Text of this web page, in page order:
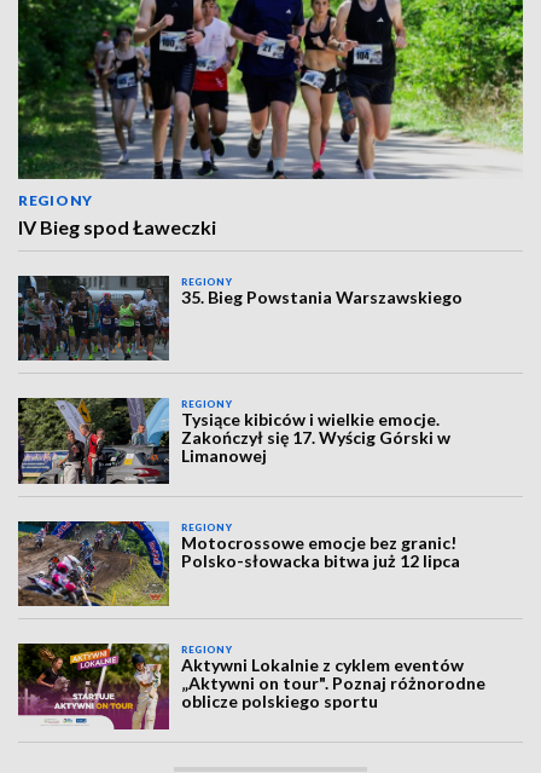
REGIONY
IV Bieg spod Ławeczki
REGIONY
35. Bieg Powstania Warszawskiego
REGIONY
Tysiące kibiców i wielkie emocje.
Zakończył się 17. Wyścig Górski w
Limanowej
REGIONY
Motocrossowe emocje bez granic!
Polsko-słowacka bitwa już 12 lipca
REGIONY
Aktywni Lokalnie z cyklem eventów
„Aktywni on tour". Poznaj różnorodne
oblicze polskiego sportu